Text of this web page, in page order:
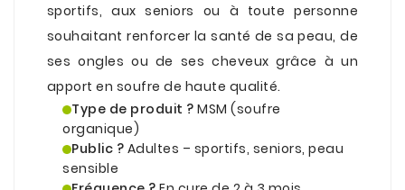
sportifs, aux seniors ou à toute personne
souhaitant renforcer la santé de sa peau, de
ses ongles ou de ses cheveux grâce à un
apport en soufre de haute qualité.
Type de produit ? MSM (soufre
organique)
Public ? Adultes – sportifs, seniors, peau
sensible